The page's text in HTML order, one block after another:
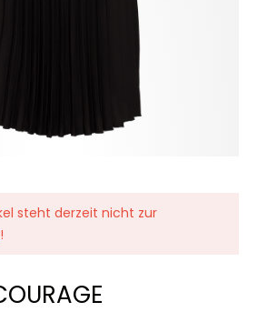
steht derzeit nicht zur